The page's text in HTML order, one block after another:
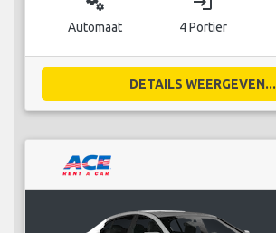
Automaat 4 Portier
DETAILS WEERGEVEN...